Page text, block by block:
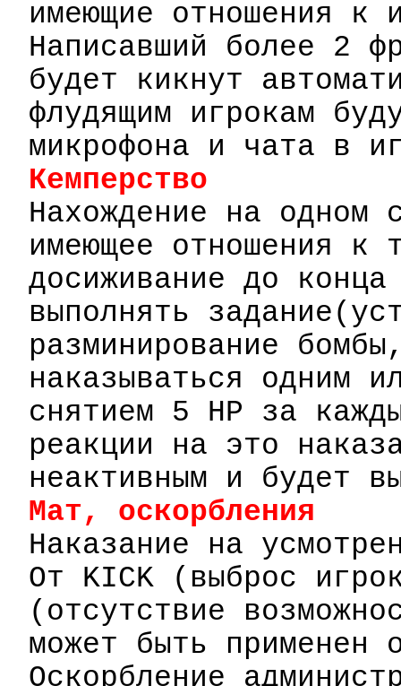
имеющие отношения к
Написавший более 2
будет кикнут
флудящим игрокам
микрофона и чата в
Кемперство
Нахождение на одном
имеющее отношения к
досиживание до конца
выполнять задание(
разминирование
наказываться одним
снятием 5 HP за
реакции на это
неактивным и будет
Мат, оскорбления
Наказание на
От KICK
(выброс
(отсутствие
может быть применен
Оскорбление